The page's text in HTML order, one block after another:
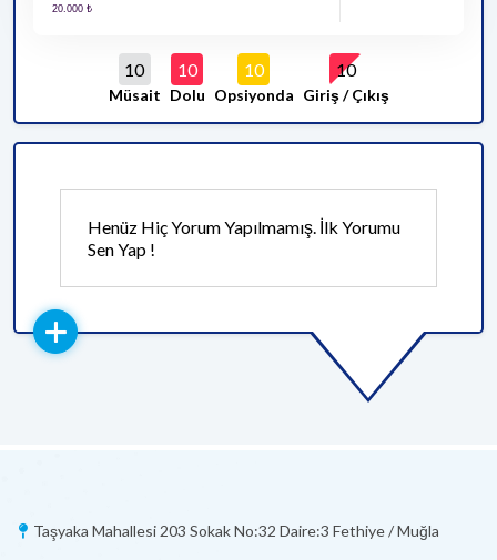
10
Müsait
10
Dolu
10
Opsiyonda
10
Giriş / Çıkış
Henüz Hiç Yorum Yapılmamış. İlk Yorumu
Sen Yap !
Taşyaka Mahallesi 203 Sokak No:32 Daire:3 Fethiye / Muğla